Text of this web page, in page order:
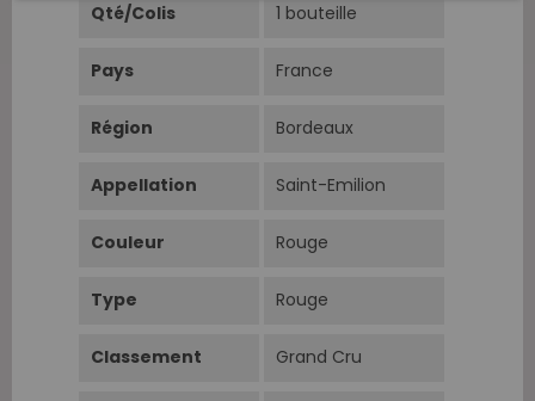
Qté/Colis 1 bouteille
Pays France
Région Bordeaux
Appellation Saint-Emilion
Couleur Rouge
Type Rouge
Classement Grand Cru